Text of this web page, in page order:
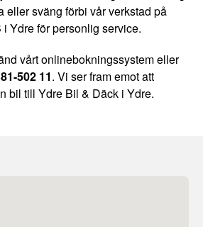
eller sväng förbi vår verkstad på
Ydre för personlig service.
vårt onlinebokningssystem eller
502 11. Vi ser fram emot att
bil till Ydre Bil & Däck i Ydre.